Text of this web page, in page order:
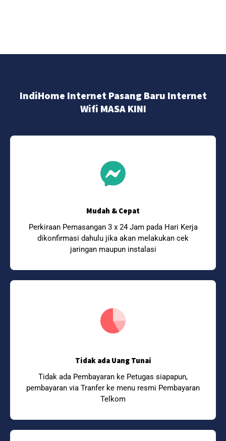
IndiHome Internet Pasang Baru Internet
Wifi MASA KINI
Mudah & Cepat
Perkiraan Pemasangan 3 x 24 Jam pada Hari Kerja
dikonfirmasi dahulu jika akan melakukan cek
jaringan maupun instalasi
Tidak ada Uang Tunai
Tidak ada Pembayaran ke Petugas siapapun,
pembayaran via Tranfer ke menu resmi Pembayaran
Telkom